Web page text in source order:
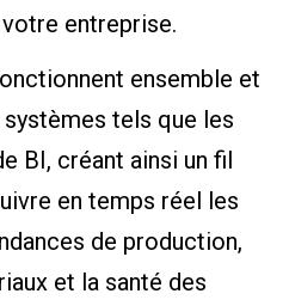
entreprise.
ensemble et
tels que les
BI, créant ainsi un fil
en temps réel les
de production,
et la santé des